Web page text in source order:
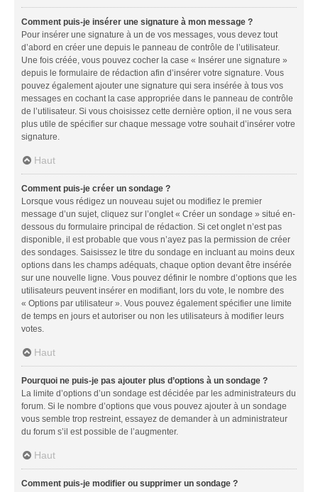
Comment puis-je insérer une signature à mon message ?
Pour insérer une signature à un de vos messages, vous devez tout
d’abord en créer une depuis le panneau de contrôle de l’utilisateur.
Une fois créée, vous pouvez cocher la case « Insérer une signature »
depuis le formulaire de rédaction afin d’insérer votre signature. Vous
pouvez également ajouter une signature qui sera insérée à tous vos
messages en cochant la case appropriée dans le panneau de contrôle
de l’utilisateur. Si vous choisissez cette dernière option, il ne vous sera
plus utile de spécifier sur chaque message votre souhait d’insérer votre
signature.
Haut
Comment puis-je créer un sondage ?
Lorsque vous rédigez un nouveau sujet ou modifiez le premier
message d’un sujet, cliquez sur l’onglet « Créer un sondage » situé en-
dessous du formulaire principal de rédaction. Si cet onglet n’est pas
disponible, il est probable que vous n’ayez pas la permission de créer
des sondages. Saisissez le titre du sondage en incluant au moins deux
options dans les champs adéquats, chaque option devant être insérée
sur une nouvelle ligne. Vous pouvez définir le nombre d’options que les
utilisateurs peuvent insérer en modifiant, lors du vote, le nombre des
« Options par utilisateur ». Vous pouvez également spécifier une limite
de temps en jours et autoriser ou non les utilisateurs à modifier leurs
votes.
Haut
Pourquoi ne puis-je pas ajouter plus d’options à un sondage ?
La limite d’options d’un sondage est décidée par les administrateurs du
forum. Si le nombre d’options que vous pouvez ajouter à un sondage
vous semble trop restreint, essayez de demander à un administrateur
du forum s’il est possible de l’augmenter.
Haut
Comment puis-je modifier ou supprimer un sondage ?